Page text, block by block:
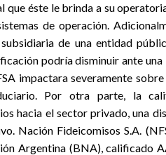
que éste le brinda a su
de operación.
de una entidad
podría disminuir ante
impactara severamente
Por otra parte, la
hacia el sector privado, una
Nación Fideicomisos S.A.
Argentina (BNA), calificado